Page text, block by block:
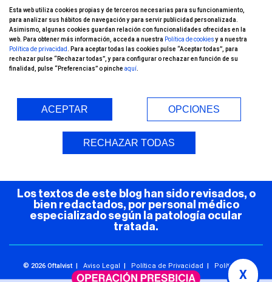
¡Conoce nuestro
canal de YouTube!
Entorno Seguro (COVID-19)
Los textos de este blog han sido revisados, o
bien redactados, por personal médico
especializado según la patología ocular
tratada.
© 2026 Oftalvist | Aviso Legal Política de Privacidad Política de
Esta web utiliza cookies propias y de terceros necesarias para su funcionamiento,
para analizar sus hábitos de navegación y para servir publicidad personalizada.
Asimismo, algunas cookies guardan relación con funcionalidades ofrecidas en la
web. Para obtener más información, acceda a nuestra Política de cookiesy a nuestra
Política de privacidad
. Para aceptar todas las cookies pulse “Aceptar todas”, para
rechazar pulse “Rechazar todas”, y para configurar o rechazar en función de su
finalidad, pulse “Preferencias” o pinche aquí
ACEPTAR OPCIONES
RECHAZAR TODAS
X